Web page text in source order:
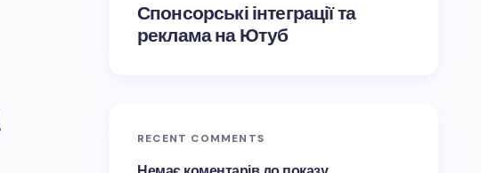
Спонсорські інтеграції та
реклама на Ютуб
RECENT COMMENTS